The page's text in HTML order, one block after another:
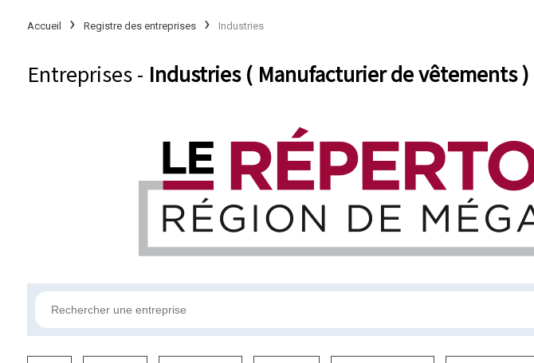
Accueil Registre des entreprises Industries
Entreprises - Industries ( Manufacturier de vêtements )